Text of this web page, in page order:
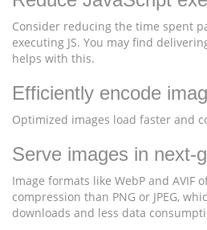
Consider reducing the time spent
executing JS. You may find
helps with this.
Efficiently encode
Optimized images load faster and
Serve images in next-
Image formats like WebP and AVIF
compression than PNG or JPEG,
downloads and less data